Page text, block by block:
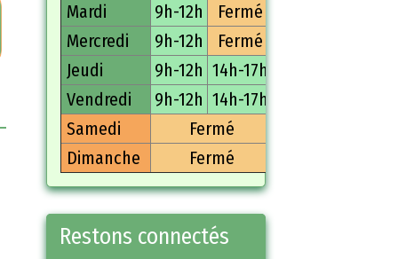
02.35.90.95.11
02.35.90.66.23
Lundi 9h-12h 14h-17h
Mardi
9h-12h
Fermé
Mercredi
9h-12h
Fermé
Jeudi
9h-12h 14h-17h
Vendredi
9h-12h 14h-17h
Samedi
Fermé